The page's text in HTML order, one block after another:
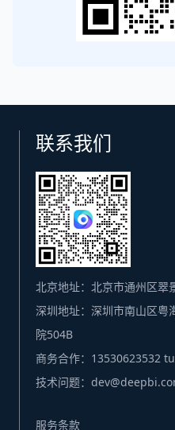
联系我们
北京地址：北京市通州区翠
深圳地址：深圳市南山区粤
院504B
商务合作：13530623532
技术问题：
服务条款